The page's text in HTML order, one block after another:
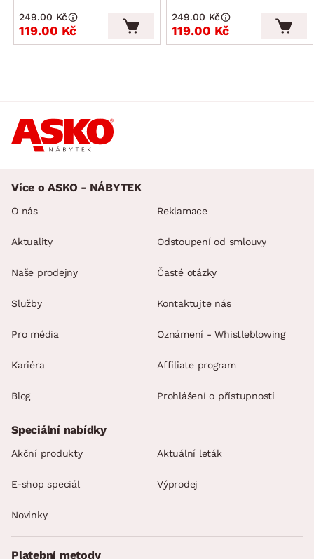
119.00 Kč
249.00 Kč
119.00 Kč
249.00 Kč
Více o ASKO - NÁBYTEK
O nás
Aktuality
Naše prodejny
Služby
Pro média
Kariéra
Blog
Reklamace
Odstoupení od smlouvy
Časté otázky
Kontaktujte nás
Oznámení - Whistleblowing
Affiliate program
Prohlášení o přístupnosti
Speciální nabídky
Akční produkty Aktuální leták
E-shop speciál Výprodej
Novinky
Platební metody